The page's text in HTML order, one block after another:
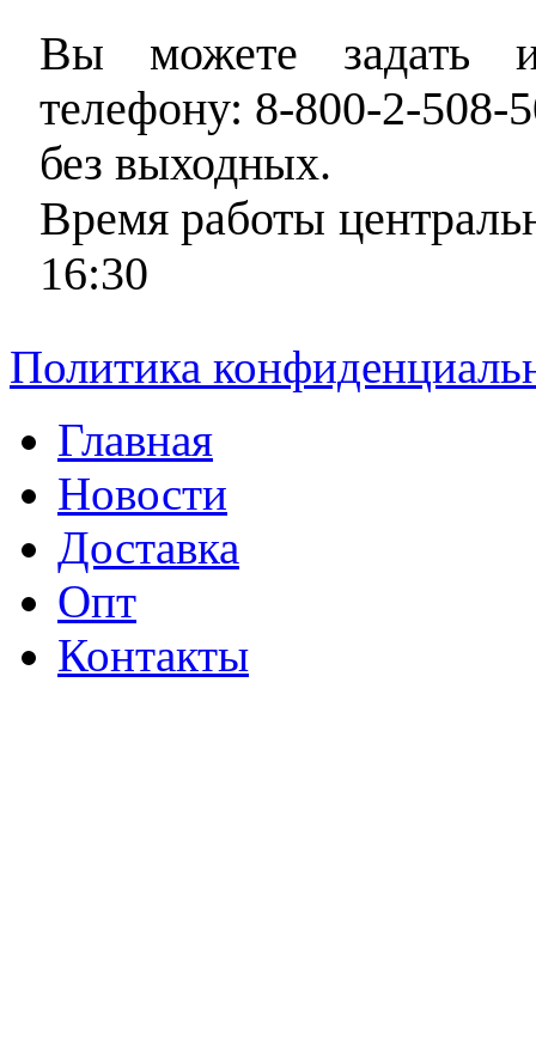
Вы можете задать
телефону: 8-800-2-508-
без выходных.
Время работы
16:30
Политика
Главная
Новости
Доставка
Опт
Контакты